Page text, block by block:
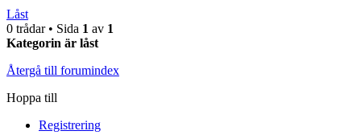
Låst
0 trådar • Sida 1 av 1
Kategorin är låst
Återgå till forumindex
Hoppa till
Registrering